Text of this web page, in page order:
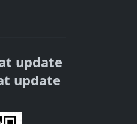
update
update